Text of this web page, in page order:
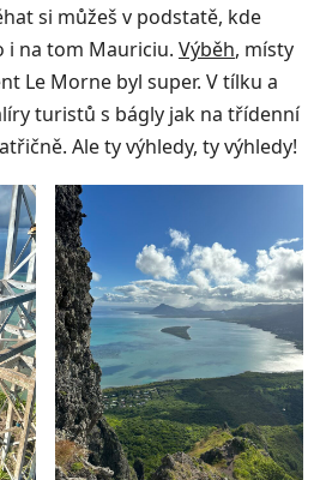
si můžeš v podstatě, kde
i na tom Mauriciu. Výběh, místy
Le Morne byl super. V tílku a
turistů s bágly jak na třídenní
Ale ty výhledy, ty výhledy!